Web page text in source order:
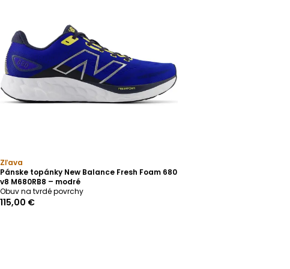
Zľava
Pánske topánky New Balance Fresh Foam 680
v8 M680RB8 – modré
Obuv na tvrdé povrchy
115,00 €